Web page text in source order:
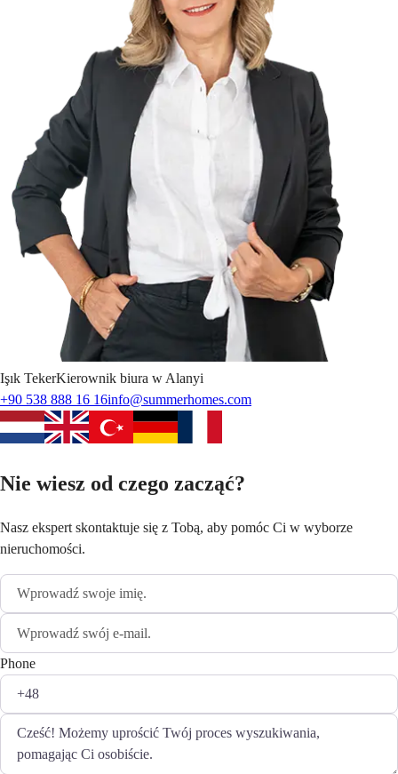
Işık TekerKierownik biura w Alanyi
+90 538 888 16 16info@summerhomes.com
Nie wiesz od czego zacząć?
Nasz ekspert skontaktuje się z Tobą, aby pomóc Ci w wyborze
nieruchomości.
Phone